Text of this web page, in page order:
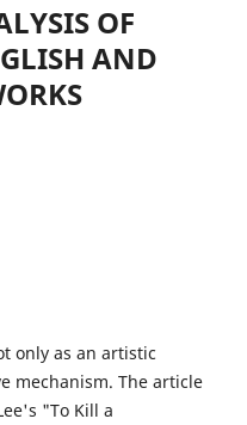
OF
AND
only as an artistic
mechanism. The article
"To Kill a